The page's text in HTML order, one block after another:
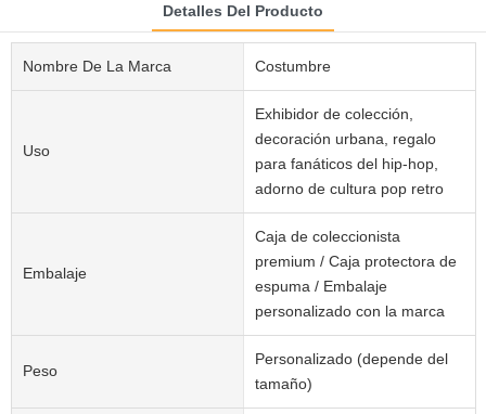
Detalles Del Producto
Nombre De La Marca Costumbre
Uso
Exhibidor de colección,
decoración urbana, regalo
para fanáticos del hip-hop,
adorno de cultura pop retro
Embalaje
Caja de coleccionista
premium / Caja protectora de
espuma / Embalaje
personalizado con la marca
Peso
Personalizado (depende del
tamaño)